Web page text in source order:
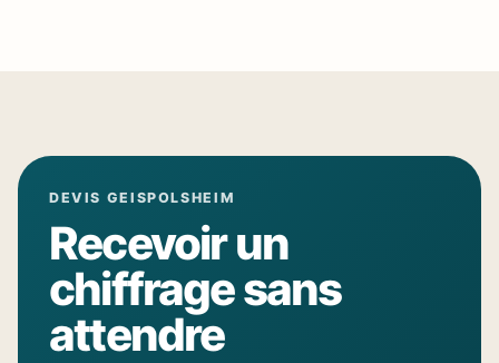
DEVIS GEISPOLSHEIM
Recevoir un
chiffrage sans
attendre